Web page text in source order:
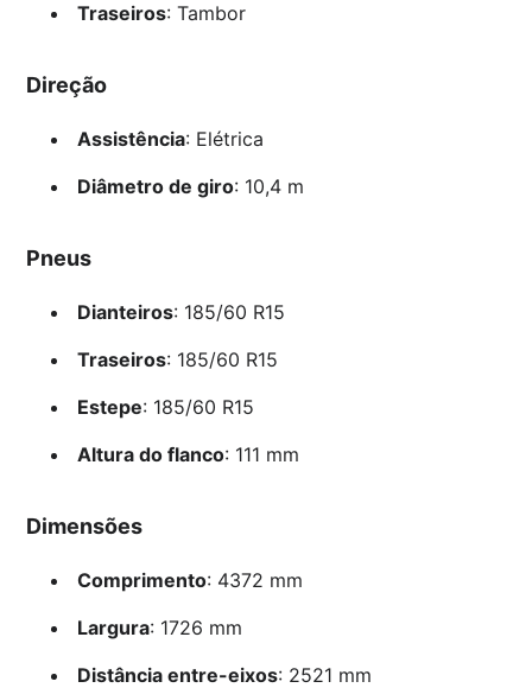
Traseiros: Tambor
Direção
Assistência: Elétrica
Diâmetro de giro: 10,4 m
Pneus
Dianteiros: 185/60 R15
Traseiros: 185/60 R15
Estepe: 185/60 R15
Altura do flanco: 111 mm
Dimensões
Comprimento: 4372 mm
Largura: 1726 mm
Distância entre-eixos: 2521 mm